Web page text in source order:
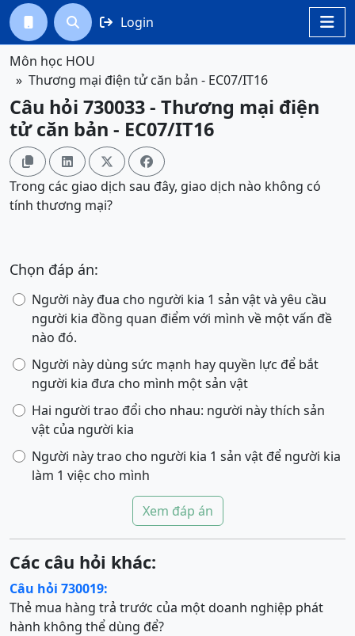

  Login
Môn học HOU
Thương mại điện tử căn bản - EC07/IT16
Câu hỏi 730033 - Thương mại điện
tử căn bản - EC07/IT16
   
Trong các giao dịch sau đây, giao dịch nào không có
tính thương mại?
Chọn đáp án:
Người này đua cho người kia 1 sản vật và yêu cầu
người kia đồng quan điểm với mình về một vấn đề
nào đó.
Người này dùng sức mạnh hay quyền lực để bắt
người kia đưa cho mình một sản vật
Hai người trao đổi cho nhau: người này thích sản
vật của người kia
Người này trao cho người kia 1 sản vật để người kia
làm 1 việc cho mình
Xem đáp án
Các câu hỏi khác:
Câu hỏi 730019:
Thẻ mua hàng trả trước của một doanh nghiệp phát
hành không thể dùng để?